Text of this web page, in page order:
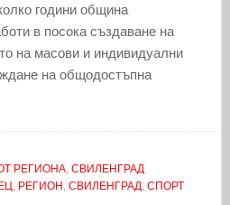
години община
в посока създаване на
на масови и индивидуални
на общодостъпна
РЕГИОНА, СВИЛЕНГРАД
, РЕГИОН , СВИЛЕНГРАД, СПОРТ